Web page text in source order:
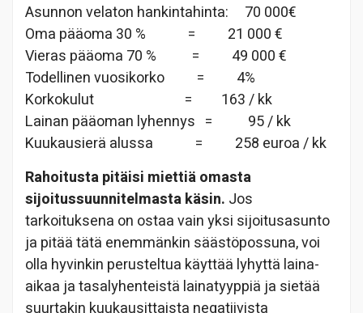
Asunnon velaton hankintahinta: 70 000€
Oma pääoma 30 % = 21 000 €
Vieras pääoma 70 % = 49 000 €
Todellinen vuosikorko = 4%
Korkokulut = 163 / kk
Lainan pääoman lyhennys = 95 / kk
Kuukausierä alussa = 258 euroa / kk
Rahoitusta pitäisi miettiä omasta
sijoitussuunnitelmasta käsin. Jos
tarkoituksena on ostaa vain yksi sijoitusasunto
ja pitää tätä enemmänkin säästöpossuna, voi
olla hyvinkin perusteltua käyttää lyhyttä laina-
aikaa ja tasalyhenteistä lainatyyppiä ja sietää
suurtakin kuukausittaista negatiivista